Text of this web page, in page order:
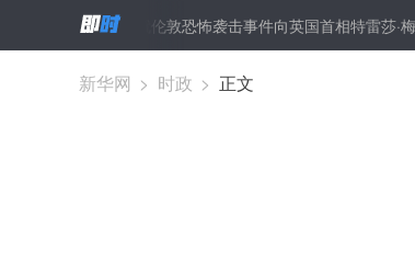
李克强就伦敦恐怖袭击事件向英国首相特雷莎·梅致慰问电
新华网 > 时政 > 正文